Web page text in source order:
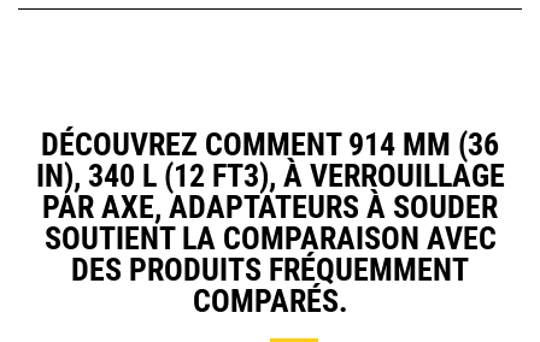
DÉCOUVREZ COMMENT 914 MM (36
IN), 340 L (12 FT3), À VERROUILLAGE
PAR AXE, ADAPTATEURS À SOUDER
SOUTIENT LA COMPARAISON AVEC
DES PRODUITS FRÉQUEMMENT
COMPARÉS.